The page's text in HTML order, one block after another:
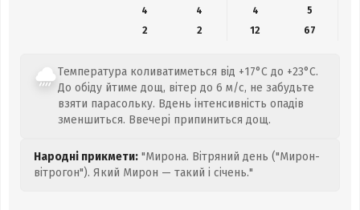
4
4 4
5
2
2 12 67
Температура коливатиметься від +17°C до +23°C.
До обіду йтиме дощ, вітер до 6 м/с, не забудьте
взяти парасольку. Вдень інтенсивність опадів
зменшиться. Ввечері припиниться дощ.
Народні прикмети: "Мирона. Вітряний день ("Мирон-
вітрогон"). Який Мирон — такий і січень."